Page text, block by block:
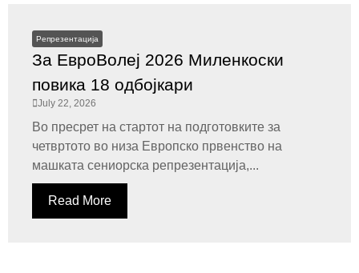
Репрезентација
За ЕвроВолеј 2026 Миленкоски
повика 18 одбојкари
July 22, 2026
Во пресрет на стартот на подготовките за
четвртото во низа Европско првенство на
машката сениорска репрезентација,...
Read More